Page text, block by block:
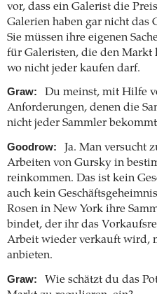
vor, dass ein Galerist die
Galerien haben gar nicht das
Sie müssen ihre eigenen
für Galeristen, die den
wo nicht jeder kaufen darf.
Graw:
Du meinst, mit Hilfe
Anforderungen, denen die
nicht jeder Sammler
Goodrow:
Ja. Man versucht
Arbeiten von Gursky in
reinkommen. Das ist kein
auch kein
Rosen in New York ihre
bindet, der ihr das
Arbeit wieder verkauft wird,
anbieten.
Graw:
Wie schätzt du das